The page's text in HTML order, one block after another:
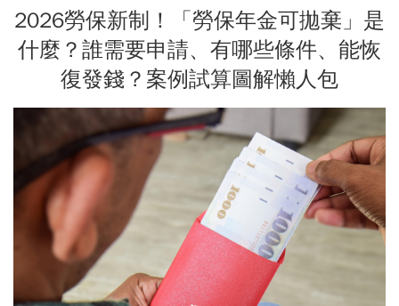
2026勞保新制！「勞保年金可拋棄」是
什麼？誰需要申請、有哪些條件、能恢
復發錢？案例試算圖解懶人包